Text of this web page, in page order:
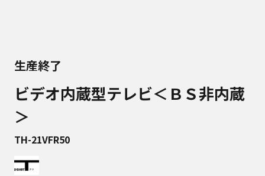
生産終了
ビデオ内蔵型テレビ＜ＢＳ非内蔵
＞
TH-21VFR50